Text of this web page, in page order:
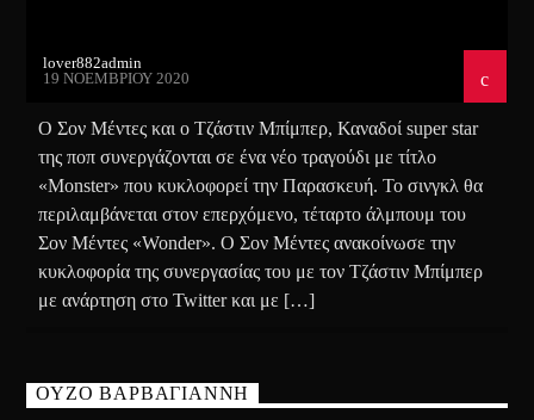
lover882admin
19 ΝΟΕΜΒΡΊΟΥ 2020
Ο Σον Μέντες και ο Τζάστιν Μπίμπερ, Καναδοί super star
της ποπ συνεργάζονται σε ένα νέο τραγούδι με τίτλο
«Monster» που κυκλοφορεί την Παρασκευή. Το σινγκλ θα
περιλαμβάνεται στον επερχόμενο, τέταρτο άλμπουμ του
Σον Μέντες «Wonder». Ο Σον Μέντες ανακοίνωσε την
κυκλοφορία της συνεργασίας του με τον Τζάστιν Μπίμπερ
με ανάρτηση στο Twitter και με […]
ΟΥΖΟ ΒΑΡΒΑΓΙΑΝΝΗ